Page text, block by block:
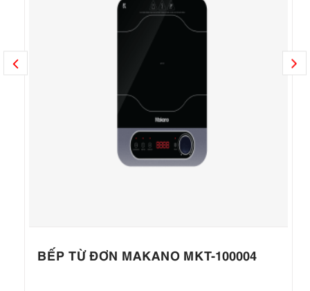
BẾP TỪ ĐƠN MAKANO MKT-100004